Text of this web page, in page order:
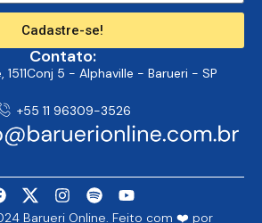
Cadastre-se!
Contato:
1511Conj 5 - Alphaville - Barueri - SP
+55 11 96309-3526
Barueri Online. Feito com ❤️ por